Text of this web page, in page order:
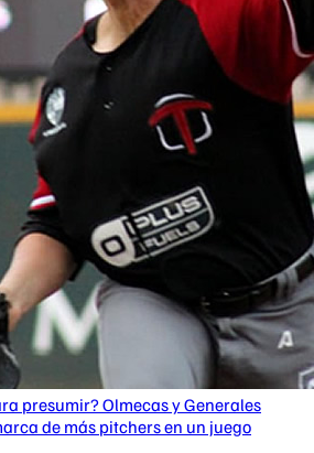
presumir? Olmecas y Generales
de más pitchers en un juego